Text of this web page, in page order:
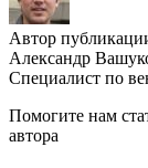
Автор
Александр
Специалист по
Помогите нам
автора